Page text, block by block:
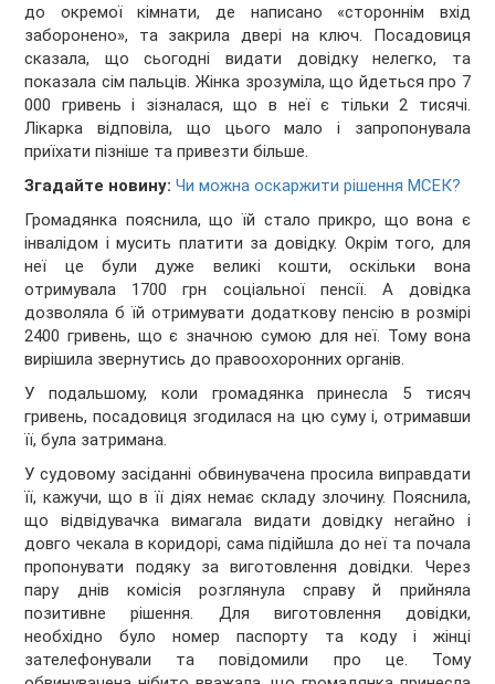
до окремої кімнати, де написано «стороннім вхід
заборонено», та закрила двері на ключ. Посадовиця
сказала, що сьогодні видати довідку нелегко, та
показала сім пальців. Жінка зрозуміла, що йдеться про 7
000 гривень і зізналася, що в неї є тільки 2 тисячі.
Лікарка відповіла, що цього мало і запропонувала
приїхати пізніше та привезти більше.
Згадайте новину: Чи можна оскаржити рішення МСЕК?
Громадянка пояснила, що їй стало прикро, що вона є
інвалідом і мусить платити за довідку. Окрім того, для
неї це були дуже великі кошти, оскільки вона
отримувала 1700 грн соціальної пенсії. А довідка
дозволяла б їй отримувати додаткову пенсію в розмірі
2400 гривень, що є значною сумою для неї. Тому вона
вирішила звернутись до правоохоронних органів.
У подальшому, коли громадянка принесла 5 тисяч
гривень, посадовиця згодилася на цю суму і, отримавши
її, була затримана.
У судовому засіданні обвинувачена просила виправдати
її, кажучи, що в її діях немає складу злочину. Пояснила,
що відвідувачка вимагала видати довідку негайно і
довго чекала в коридорі, сама підійшла до неї та почала
пропонувати подяку за виготовлення довідки. Через
пару днів комісія розглянула справу й прийняла
позитивне рішення. Для виготовлення довідки,
необхідно було номер паспорту та коду і жінці
зателефонували та повідомили про це. Тому